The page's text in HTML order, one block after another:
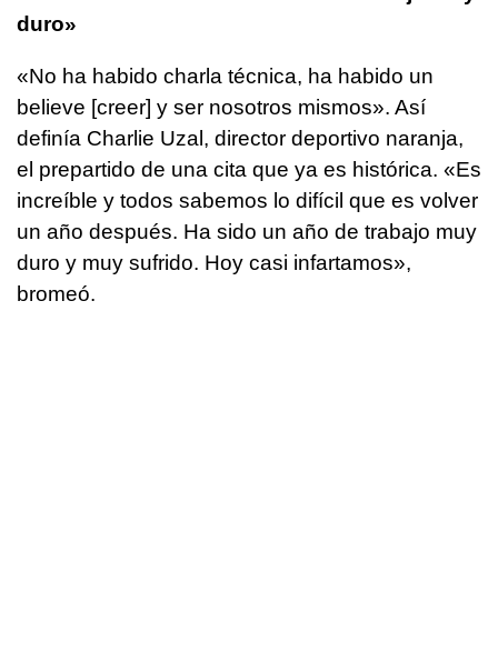
duro»
«No ha habido charla técnica, ha habido un
believe [creer] y ser nosotros mismos». Así
definía Charlie Uzal, director deportivo naranja,
el prepartido de una cita que ya es histórica. «Es
increíble y todos sabemos lo difícil que es volver
un año después. Ha sido un año de trabajo muy
duro y muy sufrido. Hoy casi infartamos»,
bromeó.